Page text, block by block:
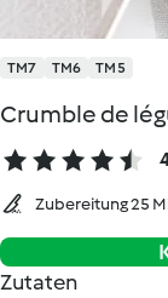
TM7 TM6 TM5
Crumble de
Zubereitung 25
Zutaten